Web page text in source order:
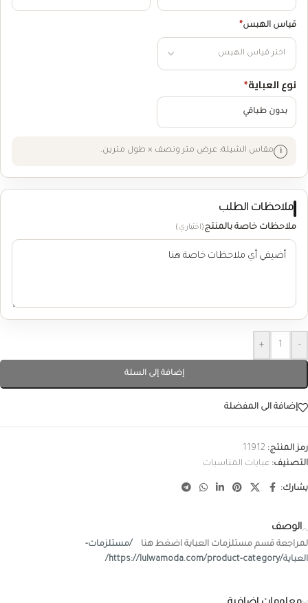
قياس الهبس*
نوع العباية*
بدون طباقي
مقاس الشيلة: عرض متر ونصف × طول مترين.
ملاحظات الطلب
ملاحظات خاصة بالمنتج(اختياري)
-
+
إضافة إلى السلة
إضافة الى المفضلة
رمز المنتج: 11912
التصنيف: عبايات المناسبات
يشارك:
الوصف
لمراجعة قسم مستلزمات العباية اضغط هنا
/مستلزمات-
العباية/https://lulwamoda.com/product-category/